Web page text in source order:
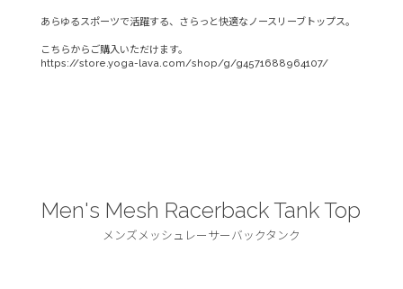
あらゆるスポーツで活躍する、さらっと快適なノースリーブトップス。
こちらからご購入いただけます。
https://store.yoga-lava.com/shop/g/g4571688964107/
Men's Mesh Racerback Tank Top
メンズメッシュレーサーバックタンク